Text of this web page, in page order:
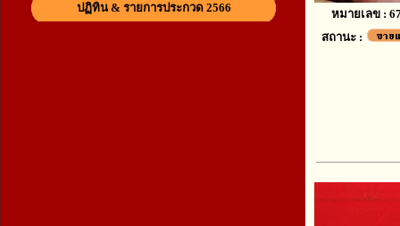
ปฏิทิน & รายการประกวด 2566
หมายเลข :
สถานะ :